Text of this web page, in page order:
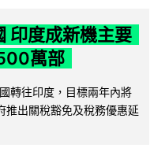
印度成新機主要
萬部
轉往印度，目標兩年內將
推出關稅豁免及稅務優惠延